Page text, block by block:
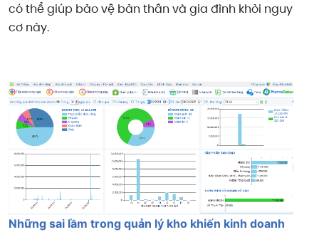
có thể giúp bảo vệ bản thân và gia đình khỏi nguy
cơ này.
Những sai lầm trong quản lý kho khiến kinh doanh